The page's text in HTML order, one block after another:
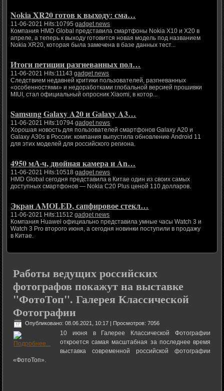
Nokia XR20 готов к выходу: сма…
11-06-2021 Hits:10795gadget news
Компания HMD Global представила смартфоны Nokia X10 и X20 в
апреле, а теперь к выходу готовится новая модель под названием
Nokia XR20, которая была замечена в базе данных тест...
Итоги петиции разгневанных пол…
11-06-2021 Hits:11143gadget news
Следствием недавней критики пользователей, разгневанных
«особенностями» и недоработками глобальной версией прошивки
MIUI, стал официальный опросник Xiaomi, в котор...
Samsung Galaxy A20 и Galaxy A3…
11-06-2021 Hits:10794gadget news
Хорошая новость для пользователей смартфонов Galaxy A20 и
Galaxy A30s в России: компания выпустила обновление Android 11
для этих моделей для российского региона.
4950 мА·ч, двойная камера и An…
11-06-2021 Hits:10518gadget news
HMD Global сегодня представила в Китае один из своих самых
доступных смартфонов — Nokia C20 Plus ценой 110 долларов.
Экран AMOLED, сапфировое стекл…
11-06-2021 Hits:11512gadget news
Компания Huawei официально представила умные часы Watch 3 и
Watch 3 Pro второго июня, а сегодня новинки поступили в продажу
в Китае.
Работы ведущих российских
фотографов покажут на выставке
"ФотоТоп". Галерея Классической
Фотографии
Опубликовано: 08.06.2021, 10:17 | Просмотров: 7056
10 июня в Галерее Классической Фотографии
откроется самая масштабная за последнее время
выставка современной российской фотографии
«ФотоТоп».